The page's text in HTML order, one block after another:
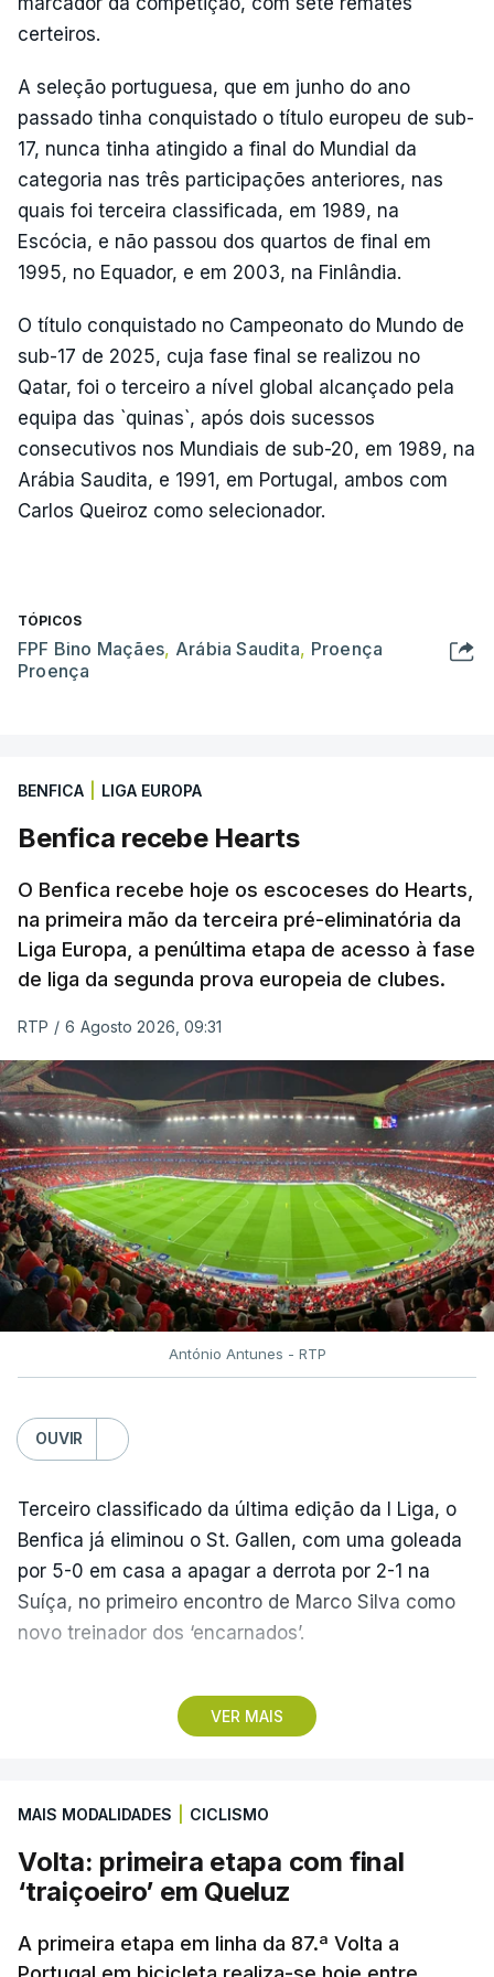
certeiros.
A seleção portuguesa, que em junho do ano
passado tinha conquistado o título europeu de sub-
17, nunca tinha atingido a final do Mundial da
categoria nas três participações anteriores, nas
quais foi terceira classificada, em 1989, na
Escócia, e não passou dos quartos de final em
1995, no Equador, e em 2003, na Finlândia.
O título conquistado no Campeonato do Mundo de
sub-17 de 2025, cuja fase final se realizou no
Qatar, foi o terceiro a nível global alcançado pela
equipa das `quinas`, após dois sucessos
consecutivos nos Mundiais de sub-20, em 1989, na
Arábia Saudita, e 1991, em Portugal, ambos com
Carlos Queiroz como selecionador.
TÓPICOS
FPF Bino Maçães, Arábia Saudita, Proença
Proença
BENFICA LIGA EUROPA
Benfica recebe Hearts
O Benfica recebe hoje os escoceses do Hearts,
na primeira mão da terceira pré-eliminatória da
Liga Europa, a penúltima etapa de acesso à fase
de liga da segunda prova europeia de clubes.
RTP / 6 Agosto 2026, 09:31
António Antunes - RTP
OUVIR
VER MAIS
Terceiro classificado da última edição da I Liga, o
Benfica já eliminou o St. Gallen, com uma goleada
por 5-0 em casa a apagar a derrota por 2-1 na
Suíça, no primeiro encontro de Marco Silva como
novo treinador dos ‘encarnados’.
Pela frente, as ‘águias’ vão ter agora o vice-
campeão escocês, que tem o português Cláudio
de serem eliminados pelos austríacos do Sturm
Graz, com um agregado de 6-0.
Caso se qualifique, o Benfica vai encontrar outra
equipa relegada da ‘Champions’, o derrotado do
encontro entre Aarhus, campeão dinamarquês, ou
MAIS MODALIDADES CICLISMO
Volta: primeira etapa com final
‘traiçoeiro’ em Queluz
A primeira etapa em linha da 87.ª Volta a